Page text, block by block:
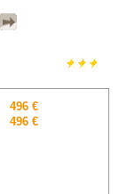
496 €
496 €